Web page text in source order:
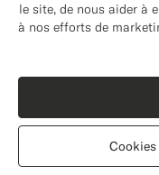
Acheter le look
Débardeur en maille
Mettez à
le site, de nous aider à
à nos efforts de